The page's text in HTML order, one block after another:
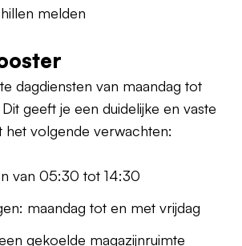
melden
dagdiensten van maandag tot
geeft je een duidelijke en vaste
het volgende verwachten:
van 05:30 tot 14:30
maandag tot en met vrijdag
gekoelde magazijnruimte